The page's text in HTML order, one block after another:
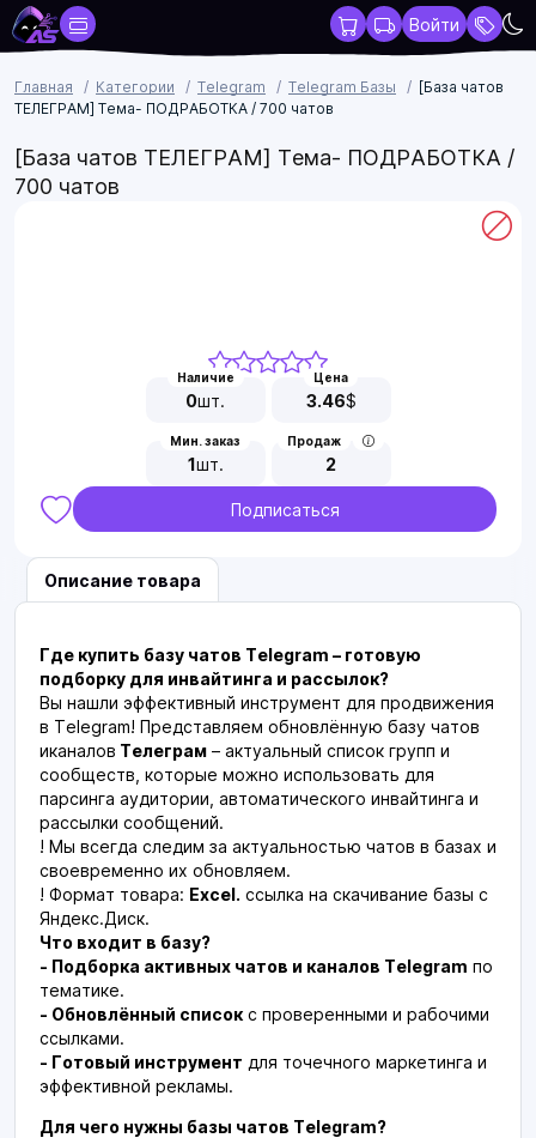
Войти
Главная Категории Telegram Telegram Базы
[База чатов
ТЕЛЕГРАМ] Тема- ПОДРАБОТКА / 700 чатов
[База чатов ТЕЛЕГРАМ] Тема- ПОДРАБОТКА /
700 чатов
Наличие
0шт.
Цена
3.46$
Мин. заказ
1шт.
Продаж
2
Подписаться
Описание товара
Где купить базу чатов Telegram – готовую
подборку для инвайтинга и рассылок?
Вы нашли эффективный инструмент для продвижения
в Telegram! Представляем обновлённую базу чатов
иканалов Телеграм – актуальный список групп и
сообществ, которые можно использовать для
парсинга аудитории, автоматического инвайтинга и
рассылки сообщений.
! Мы всегда следим за актуальностью чатов в базах и
своевременно их обновляем.
! Формат товара: Excel. ссылка на скачивание базы с
Яндекс.Диск.
Что входит в базу?
- Подборка активных чатов и каналов Telegram по
тематике.
- Обновлённый список с проверенными и рабочими
ссылками.
- Готовый инструмент для точечного маркетинга и
эффективной рекламы.
Для чего нужны базы чатов Telegram?